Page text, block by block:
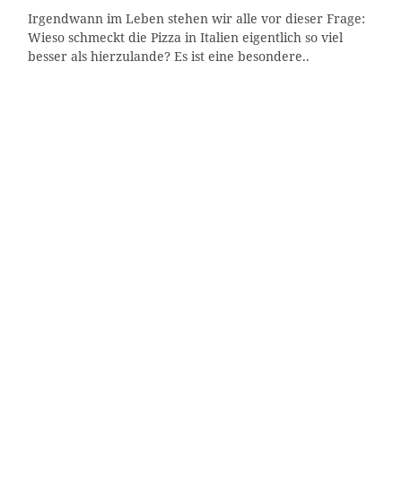
g
r
i
Irgendwann im Leben stehen wir alle vor dieser Frage:
Wieso schmeckt die Pizza in Italien eigentlich so viel
besser als hierzulande? Es ist eine besondere..